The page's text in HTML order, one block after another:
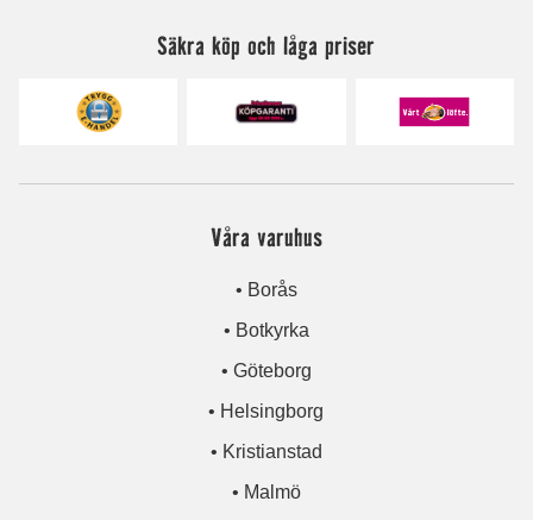
Säkra köp och låga priser
Våra varuhus
• Borås
• Botkyrka
• Göteborg
• Helsingborg
• Kristianstad
• Malmö